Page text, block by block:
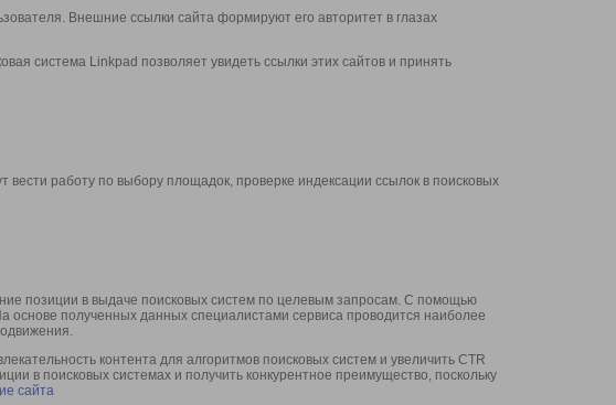
Внешние ссылки сайта формируют его авторитет в глазах
система Linkpad позволяет увидеть ссылки этих сайтов и принять
работу по выбору площадок, проверке индексации ссылок в поисковых
позиции в выдаче поисковых систем по целевым запросам. С помощью
основе полученных данных специалистами сервиса проводится наиболее
контента для алгоритмов поисковых систем и увеличить CTR
в поисковых системах и получить конкурентное преимущество, поскольку
сайта